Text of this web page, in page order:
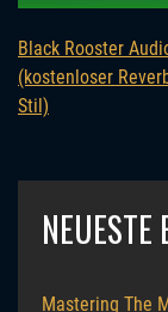
Black Rooster
(kostenloser
Stil)
NEUESTE
Mastering The